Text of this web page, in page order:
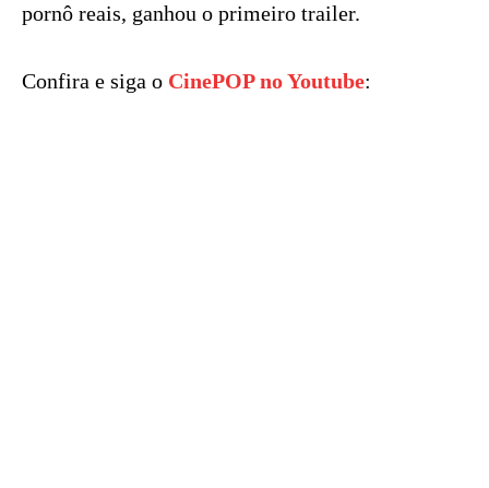
pornô reais, ganhou o primeiro trailer.
Confira e siga o CinePOP no Youtube: